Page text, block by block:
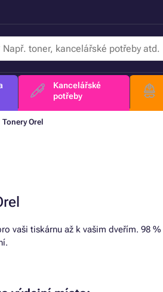
Kancelářské
potřeby
Tonery Orel
vaši tiskárnu až k vašim dveřím. 98 %